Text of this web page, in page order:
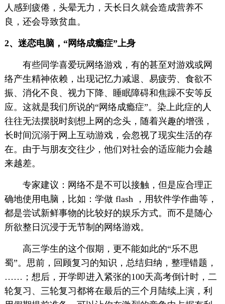
人感到疲倦，头晕无力，天长日久就会造成营养不
良，还会导致贫血。
2、迷恋电脑，“网络成瘾症”上身
有些同学喜爱玩网络游戏，有的甚至对游戏或网
络产生精神依赖，出现记忆力减退、易疲劳、食欲不
振、消化不良、视力下降、睡眠障碍和焦躁不安等反
应。这就是我们所说的“网络成瘾症”。染上此症的人
往往无法摆脱时刻想上网的念头，随着兴趣的增强，
长时间沉溺于网上互动游戏，会忽视了现实生活的存
在。由于与朋友交往少，他们对社会的适应能力会越
来越差。
专家建议：网络不是不可以接触，但是应合理正
确地使用电脑，比如：学做 flash ，用软件学作曲等，
都是尝试新鲜事物的比较好的娱乐方式。而不是随心
所欲整日沉浸于无节制的网络游戏。
高三学生的这个假期，更不能如此的“乐不思
蜀”。思前，回顾复习的知识，总结归纳，整理错题，
……；想后，开学即进入紧张的100天高考倒计时，二
轮复习、三轮复习都将在最后的三个月陆续上演，利